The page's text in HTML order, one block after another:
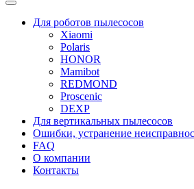
Для роботов пылесосов
Xiaomi
Polaris
HONOR
Mamibot
REDMOND
Proscenic
DEXP
Для вертикальных пылесосов
Ошибки, устранение
FAQ
О компании
Контакты